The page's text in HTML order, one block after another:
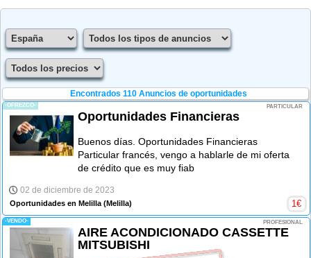
Encontrados 110 Anuncios de oportunidades
-OFREZCO- PARTICULAR
Oportunidades Financieras
Buenos días. Oportunidades Financieras
Particular francés, vengo a hablarle de mi oferta
de crédito que es muy fiab
02 de diciembre de 2023
Oportunidades en Melilla (Melilla) 1€
-VENDO- PROFESIONAL
AIRE ACONDICIONADO CASSETTE
MITSUBISHI